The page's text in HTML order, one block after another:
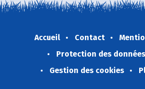
Accueil Contact
Protection des données
Gestion des cookies